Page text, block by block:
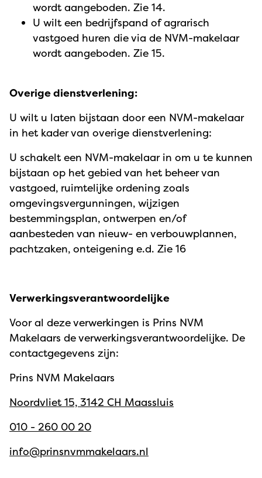
wordt aangeboden. Zie 14.
U wilt een bedrijfspand of agrarisch
vastgoed huren die via de NVM-makelaar
wordt aangeboden. Zie 15.
Overige dienstverlening:
U wilt u laten bijstaan door een NVM-makelaar
in het kader van overige dienstverlening:
U schakelt een NVM-makelaar in om u te kunnen
bijstaan op het gebied van het beheer van
vastgoed, ruimtelijke ordening zoals
omgevingsvergunningen, wijzigen
bestemmingsplan, ontwerpen en/of
aanbesteden van nieuw- en verbouwplannen,
pachtzaken, onteigening e.d. Zie 16
Verwerkingsverantwoordelijke
Voor al deze verwerkingen is Prins NVM
Makelaars de verwerkingsverantwoordelijke. De
contactgegevens zijn:
Prins NVM Makelaars
Noordvliet 15, 3142 CH Maassluis
010 - 260 00 20
info@prinsnvmmakelaars.nl